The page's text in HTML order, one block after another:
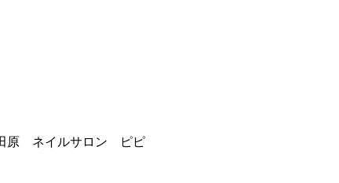
原 ネイルサロン ピピ